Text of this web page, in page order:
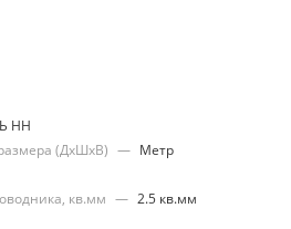
НН
(ДхШхВ) — Метр
кв.мм — 2.5 кв.мм